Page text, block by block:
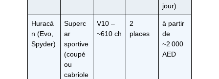
jour)
Huracá
n (Evo,
Spyder)
Superc
ar
sportive
(coupé
ou
cabriole
V10 –
~610 ch
2
places
à partir
de
~2 000
AED